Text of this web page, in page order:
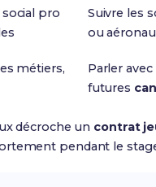
pro
Suivre les
ou
métiers,
Parler
futures
décroche un contrat
pendant le